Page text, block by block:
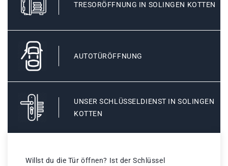
TRESORÖFFNUNG IN SOLINGEN KOTTEN
AUTOTÜRÖFFNUNG
UNSER SCHLÜSSELDIENST IN SOLINGEN
KOTTEN
Willst du die Tür öffnen? Ist der Schlüssel